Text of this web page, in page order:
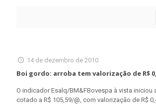
14 de dezembro de 2010
Boi gordo: arroba tem valorização de R$
O indicador Esalq/BM&FBovespa à vista iniciou
cotado a R$ 105,59/@, com valorização de R$